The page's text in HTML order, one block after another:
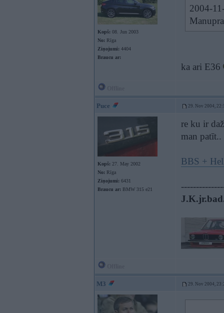
Kopš: 08. Jun 2003
No: Rīga
Ziņojumi: 4404
Braucu ar:
2004-
ka ari E36
Puce 29. Nov 2004,
Kopš: 27. May 2002
No: Rīga
Ziņojumi: 6431
Braucu ar: BMW 315 e21
re ku ir
man
BBS +
M3 29. Nov 2004,